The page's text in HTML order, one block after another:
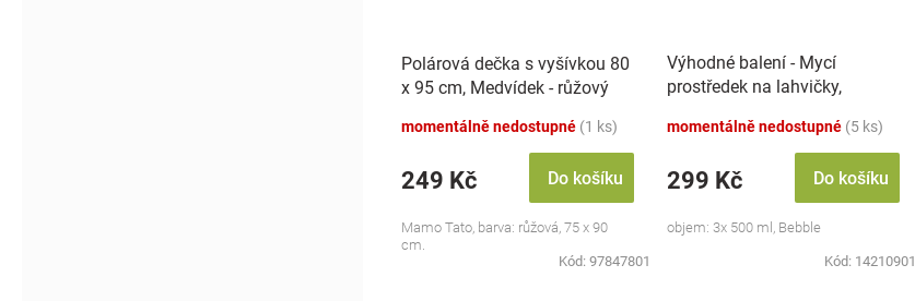
Polárová dečka s vyšívkou 80
x 95 cm, Medvídek - růžový
momentálně nedostupné (1 ks)
249 Kč Do košíku
Mamo Tato, barva: růžová, 75 x 90
cm.
Kód: 97847801
Výhodné balení - Mycí
prostředek na lahvičky,
momentálně nedostupné (5 ks)
299 Kč Do košíku
objem: 3x 500 ml, Bebble
Kód: 14210901